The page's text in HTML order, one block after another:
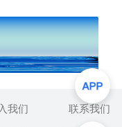
我们
联系我们